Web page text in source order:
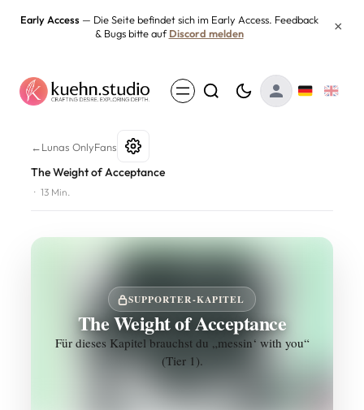
Zum
Early Access — Die Seite befindet sich im Early Access. Feedback
& Bugs bitte aufDiscord melden ×
The Weight of Acceptance
←Lunas OnlyFans
The Weight of Acceptance
· 13 Min.
SUPPORTER-KAPITEL
The Weight of Acceptance
Für dieses Kapitel brauchst du „messin‘ with you“
(Tier 1).